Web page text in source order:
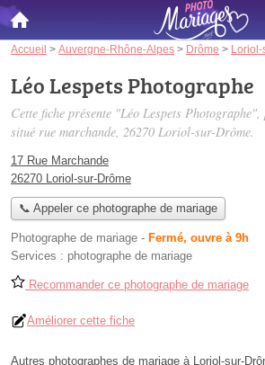
Accueil > Auvergne-Rhône-Alpes > Drôme > Loriol-
Léo Lespets Photographe
Cette fiche présente "Léo Lespets
situé rue marchande, 26270 Loriol-sur-Drôme.
17 Rue Marchande
26270 Loriol-sur-Drôme
📞 Appeler ce photographe de mariage
Photographe de mariage - Fermé, ouvre à 9h
Services : photographe de mariage
Recommander ce photographe de mariage
Améliorer cette fiche
Autres photographes de mariage à Loriol-sur-